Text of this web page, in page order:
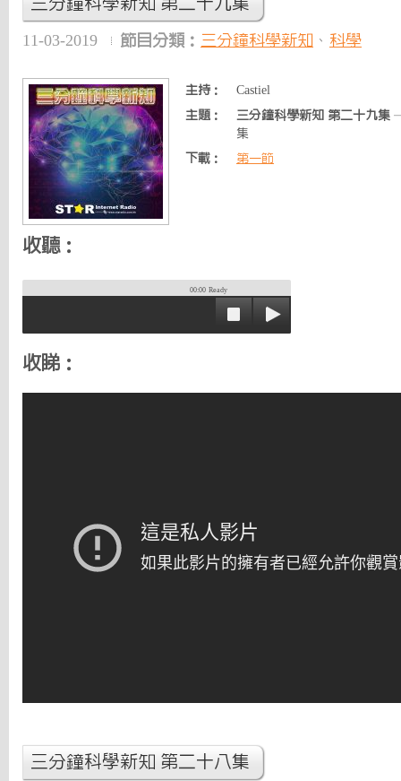
三分鐘科學新知 第二十九集
11-03-2019 節目分類： 三分鐘科學新知 、 科學
主持：
Castiel
主題：
三分鐘科學新知 第二十九集
集
下載：
第一節
收聽：
00:00 Ready
收睇：
三分鐘科學新知 第二十八集